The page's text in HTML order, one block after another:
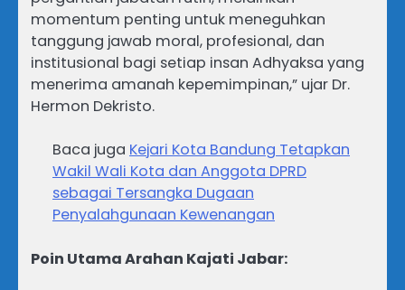
momentum penting untuk meneguhkan
tanggung jawab moral, profesional, dan
institusional bagi setiap insan Adhyaksa yang
menerima amanah kepemimpinan,” ujar Dr.
Hermon Dekristo.
Baca juga Kejari Kota Bandung Tetapkan
Wakil Wali Kota dan Anggota DPRD
sebagai Tersangka Dugaan
Penyalahgunaan Kewenangan
Poin Utama Arahan Kajati Jabar: